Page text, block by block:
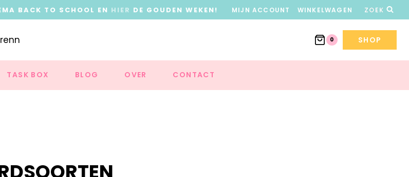
BACK TO SCHOOL EN HIER DE GOUDEN WEKEN! MIJN ACCOUNT WINKELWAGEN ZOEK
0 SHOP
TASK BOX BLOG OVER CONTACT